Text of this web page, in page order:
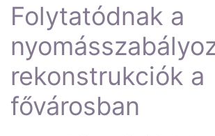
Folytatódnak a
rekonstrukciók a
fővárosban